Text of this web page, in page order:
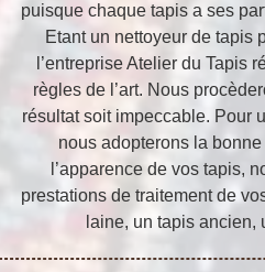
puisque chaque tapis a ses
Etant un nettoyeur de tapis
l’entreprise Atelier du Tapis
règles de l’art. Nous
résultat soit impeccable. Pour
nous adopterons la
l’apparence de vos tapis,
prestations de traitement de
laine, un tapis ancien,